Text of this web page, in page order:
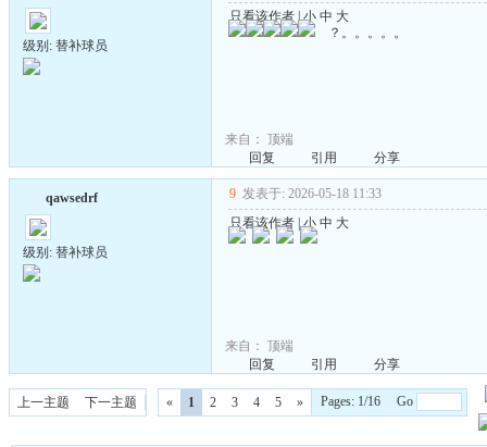
级别: 替补球员
只看该作者 |小 中 大
？。。。。。
来自： 顶端
回复
引用 分享
qawsedrf
级别: 替补球员
9 发表于: 2026-05-18 11:33
只看该作者 |小 中 大
来自： 顶端
回复
引用 分享
上一主题 下一主题 « 1 2 3 4 5 » Pages: 1/16 Go